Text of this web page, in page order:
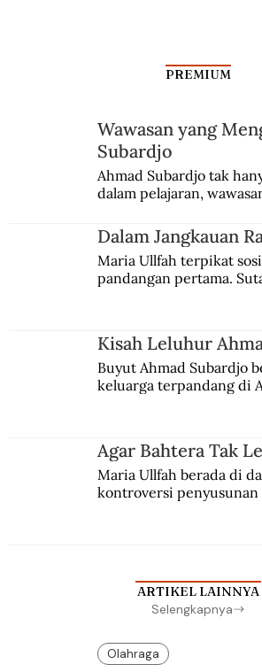
Dari Srebrenica ke Palestina
PREMIUM
Wawasan yang
Subardjo
Ahmad Subardjo tak
dalam pelajaran,
Jules Verne, Multatuli,
Dalam Jangkauan
Maria Ullfah terpikat
pandangan pertama.
Kisah Leluhur
Buyut Ahmad Subardjo
keluarga terpandang di
Agar Bahtera Tak
Maria Ullfah berada di
kontroversi penyusunan
ARTIKEL LAINNYA
Selengkapnya
Olahraga